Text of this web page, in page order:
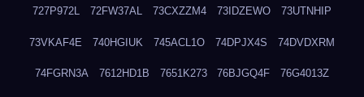
727P972L 72FW37AL 73CXZZM4 73IDZEWO 73UTNHIP
73VKAF4E 740HGIUK 745ACL1O 74DPJX4S 74DVDXRM
74FGRN3A 7612HD1B 7651K273 76BJGQ4F 76G4013Z